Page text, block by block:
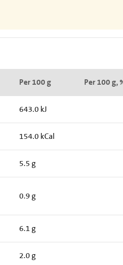
Per 100 g Per 100 g,
643.0 kJ
154.0 kCal
5.5 g
0.9 g
6.1 g
2.0 g